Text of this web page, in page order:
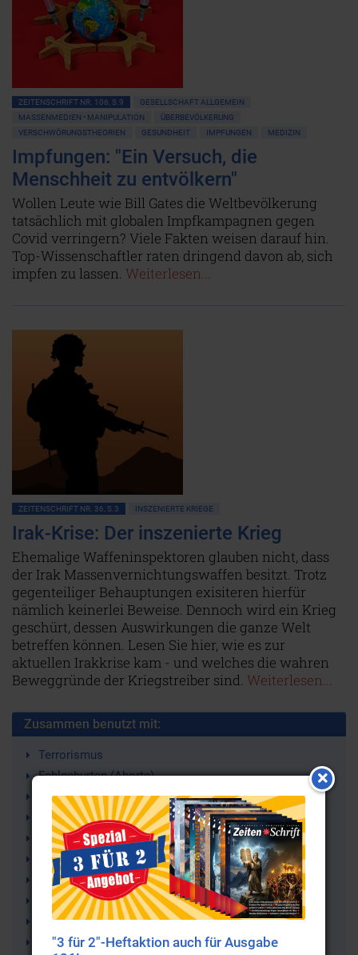
ZEITENSCHRIFT NR. 106, S.9
GESELLSCHAFT ALLGEMEIN
MASSENMEDIEN • MANIPULATION
ÜBERBEVÖLKERUNG
VERSCHWÖRUNGSTHEORIEN
GESUNDHEIT IMPFUNGEN MEDIZIN
Impfungen: "Ein Versuch, die
Menschheit zu entvölkern"
Wollen Leute wie Bill Gates die Weltbevölkerung
tatsächlich mit globalen Impfkampagnen gegen
Covid verringern? Viele Fakten weisen darauf hin.
Top-Wissenschaftler raten dringend davon ab, sich
impfen zu lassen. Weiterlesen...
ZEITENSCHRIFT NR. 36, S.3 INSZENIERTE KRIEGE
Irak-Krise: Der inszenierte Krieg
Ehemalige Waffeninspektoren glauben nicht, dass
der Irak Massenvernichtungswaffen besitzt. Trotz
gegenteiliger Behauptungen exisiteren hierfür
nämlich keinerlei Beweise. Dennoch wird ein Krieg
geschürt, dessen Auswirkungen die ganze Welt
betreffen können. Lesen Sie hier, wie es zur
aktuellen Irakkrise kam - und welches die wahren
Beweggründe der Kriegstreiber sind. Weiterlesen...
Zusammen benutzt mit:
Terrorismus
Fehlgeburten (Aborte)
Gesundheitsgefahr
Gesellschaftsprobleme
Eugenik
Ethik
Bevölkerungsexplosion
Allergien
Saudi-Arabien
Erdöl (-Lobby)
"3 für 2"-Heftaktion auch für Ausgabe